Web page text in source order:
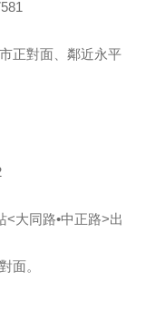
正對面、鄰近永平
大同路•中正路>出
面。